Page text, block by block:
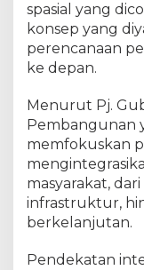
spasial yang
konsep yang
perencanaan
ke depan.
Menurut Pj.
Pembangunan
memfokuskan
masyarakat,
infrastruktur,
berkelanjutan.
Pendekatan